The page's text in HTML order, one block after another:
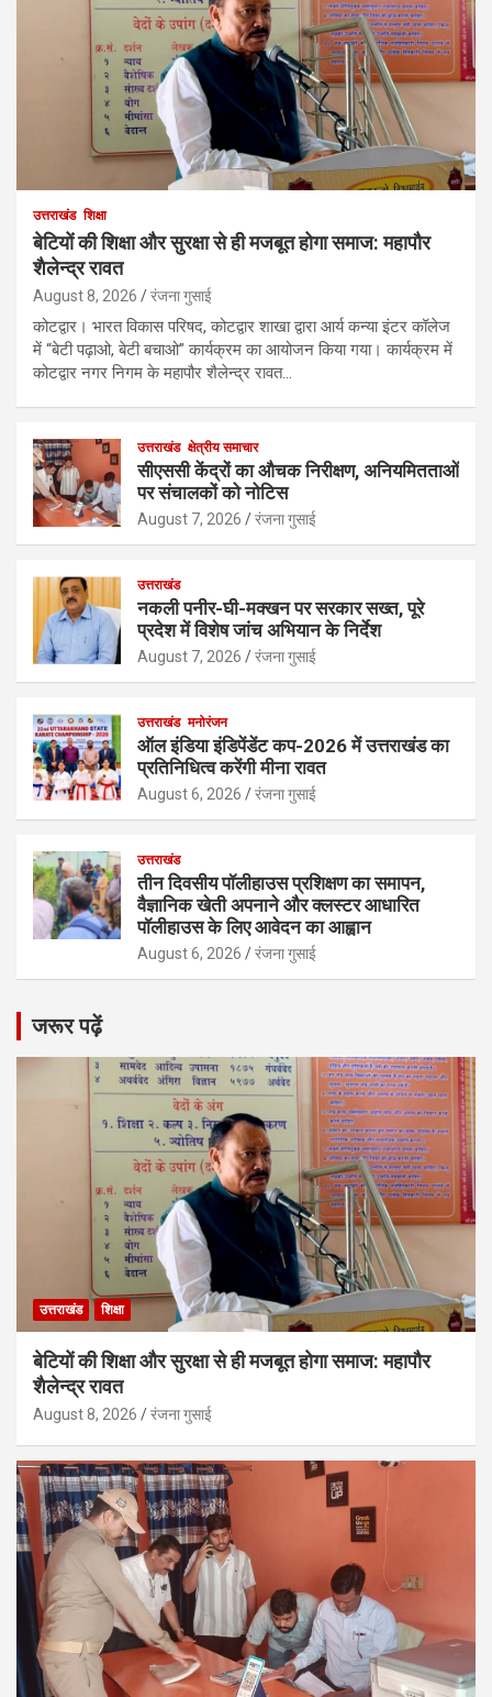
उत्तराखंड शिक्षा
बेटियों की शिक्षा और सुरक्षा से ही मजबूत होगा समाज: महापौर
शैलेन्द्र रावत
August 8, 2026 रंजना गुसाई
कोटद्वार। भारत विकास परिषद, कोटद्वार शाखा द्वारा आर्य कन्या इंटर कॉलेज
में “बेटी पढ़ाओ, बेटी बचाओ” कार्यक्रम का आयोजन किया गया। कार्यक्रम में
कोटद्वार नगर निगम के महापौर शैलेन्द्र रावत…
उत्तराखंड क्षेत्रीय समाचार
सीएससी केंद्रों का औचक निरीक्षण, अनियमितताओं
पर संचालकों को नोटिस
August 7, 2026 रंजना गुसाई
उत्तराखंड
नकली पनीर-घी-मक्खन पर सरकार सख्त, पूरे
प्रदेश में विशेष जांच अभियान के निर्देश
August 7, 2026 रंजना गुसाई
उत्तराखंड मनोरंजन
ऑल इंडिया इंडिपेंडेंट कप-2026 में उत्तराखंड का
प्रतिनिधित्व करेंगी मीना रावत
August 6, 2026 रंजना गुसाई
उत्तराखंड
तीन दिवसीय पॉलीहाउस प्रशिक्षण का समापन,
वैज्ञानिक खेती अपनाने और क्लस्टर आधारित
पॉलीहाउस के लिए आवेदन का आह्वान
August 6, 2026 रंजना गुसाई
जरूर पढ़ें
उत्तराखंड शिक्षा
बेटियों की शिक्षा और सुरक्षा से ही मजबूत होगा समाज: महापौर
शैलेन्द्र रावत
August 8, 2026 रंजना गुसाई